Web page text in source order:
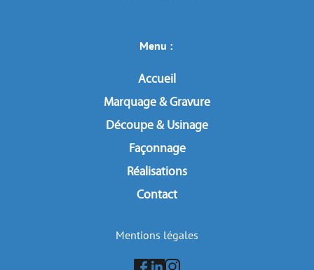
Menu :
Accueil
Marquage & Gravure
Découpe & Usinage
Façonnage
Réalisations
Contact
Mentions légales